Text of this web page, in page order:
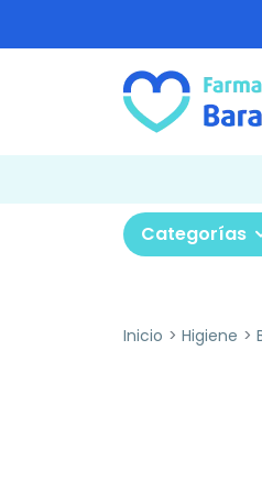
Categorías
Inicio Higiene